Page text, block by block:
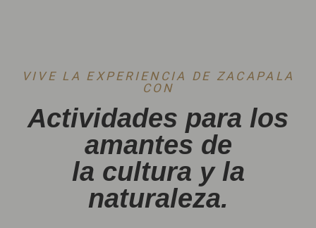
VIVE LA EXPERIENCIA DE ZACAPALA
CON
Actividades para los
amantes de
la cultura y la
naturaleza.